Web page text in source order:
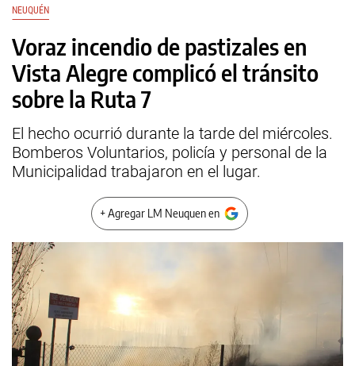
NEUQUÉN
Voraz incendio de pastizales en
Vista Alegre complicó el tránsito
sobre la Ruta 7
El hecho ocurrió durante la tarde del miércoles.
Bomberos Voluntarios, policía y personal de la
Municipalidad trabajaron en el lugar.
+ Agregar LM Neuquen en